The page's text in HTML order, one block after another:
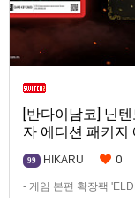
[반다이남코] 닌
자 에디션 패키지
99 HIKARU 0
- 게임 본편 확장팩